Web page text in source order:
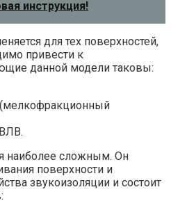
инструкция!
для тех поверхностей,
привести к
данной модели таковы:
наиболее сложным. Он
поверхности и
звукоизоляции и состоит